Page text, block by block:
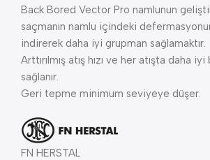
Back Bored Vector Pro namlunun
saçmanın namlu içindeki
indirerek daha iyi grupman sağlamaktır.
Arttırılmış atış hızı ve her atışta daha
sağlanır.
Geri tepme minimum seviyeye düşer.
FN HERSTAL